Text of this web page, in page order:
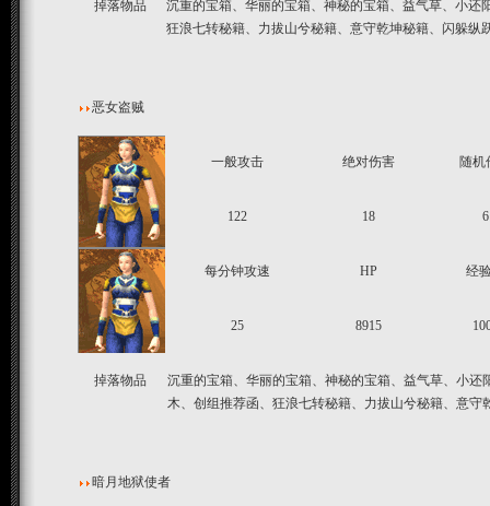
掉落物品
沉重的宝箱、华丽的宝箱、神秘的宝箱、益气草、小
狂浪七转秘籍、力拔山兮秘籍、意守乾坤秘籍、闪躲纵
恶女盗贼
一般攻击 绝对伤害 随机
122 18 6
每分钟攻速 HP 经
25 8915
掉落物品
沉重的宝箱、华丽的宝箱、神秘的宝箱、益气草、小
木、创组推荐函、狂浪七转秘籍、力拔山兮秘籍、意守
暗月地狱使者